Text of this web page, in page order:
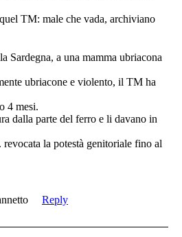
TM: male che vada, archiviano
Sardegna, a una mamma ubriacona
ubriacone e violento, il TM ha
4 mesi.
dalla parte del ferro e li davano in
revocata la potestà genitoriale fino al
Reply